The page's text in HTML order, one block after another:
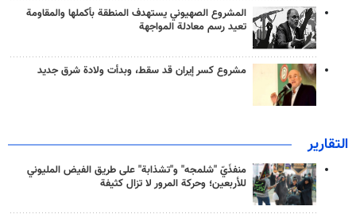
المشروع الصهيوني يستهدف المنطقة بأكملها والمقاومة
تعيد رسم معادلة المواجهة
مشروع كسر إيران قد سقط، وبدأت ولادة شرق جديد
التقارير
منفذَيّ "شلمجه" و"تشذابة" على طريق الفيض المليوني
للأربعين؛ وحركة المرور لا تزال كثيفة